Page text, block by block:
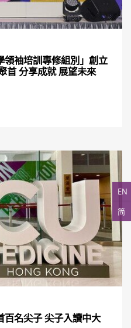
EN
简
領袖培訓專修組別」創立
首 分享成就 展望未來
百名尖子 尖子入讀中大